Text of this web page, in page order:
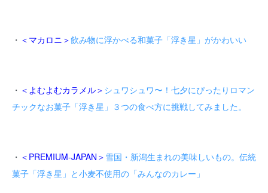
・ ＜マカロニ＞飲み物に浮かべる和菓子「浮き星」がかわいい
・ ＜よむよむカラメル＞ シュワシュワ〜！七夕にぴったりロマン
チックなお菓子「浮き星」３つの食べ方に挑戦してみました。
・ ＜PREMIUM-JAPAN＞ 雪国・新潟生まれの美味しいもの。伝統
菓子「浮き星」と小麦不使用の「みんなのカレー」